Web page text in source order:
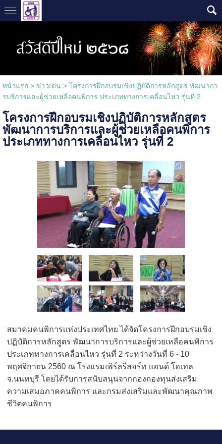
หน้าแรก> ข่าวเด่น > โครงการฝึกอบรมเชิงปฏิบัติการหลักสูตร พัฒนากา
รบริการและผู้ช่วยเหลือคนพิการ ประเภททางการเคลื่อนไหว รุ่นที่ 2
โครงการฝึกอบรมเชิงปฏิบัติการหลักสูตร
พัฒนาการบริการและผู้ช่วยเหลือคนพิการ
ประเภททางการเคลื่อนไหว รุ่นที่ 2
สมาคมคนพิการแห่งประเทศไทย ได้จัดโครงการฝึกอบรมเชิง
ปฏิบัติการหลักสูตร พัฒนาการบริการและผู้ช่วยเหลือคนพิการ
ประเภททางการเคลื่อนไหว รุ่นที่ 2 ระหว่างวันที่ 6 - 10
พฤศจิกายน 2560 ณ โรงแรมเพิร์ลรีสอร์ท แอนด์ โฮเทล
จ.นนทบุรี โดยได้รับการสนับสนุนจากกองกองทุนส่งเสริม
ความเสมอภาคคนพิการ และกรมส่งเสริมและพัฒนาคุณภาพ
ชีวิตคนพิการ